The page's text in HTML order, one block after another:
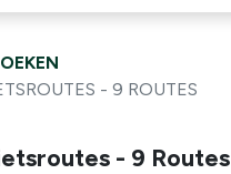
- 9 ROUTES
- 9 Routes